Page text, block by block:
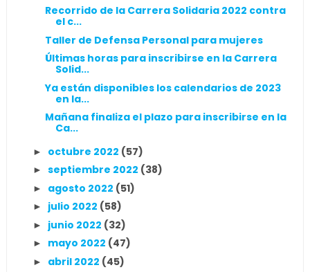
Recorrido de la Carrera Solidaria 2022 contra
el c...
Taller de Defensa Personal para mujeres
Últimas horas para inscribirse en la Carrera
Solid...
Ya están disponibles los calendarios de 2023
en la...
Mañana finaliza el plazo para inscribirse en la
Ca...
► octubre 2022 (57)
► septiembre 2022 (38)
► agosto 2022 (51)
► julio 2022 (58)
► junio 2022 (32)
► mayo 2022 (47)
► abril 2022 (45)